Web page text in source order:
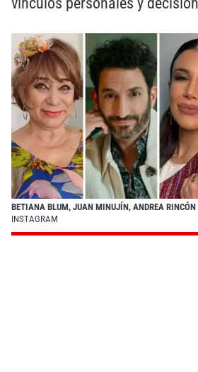
BETIANA BLUM, JUAN MINUJÍN, ANDREA
INSTAGRAM